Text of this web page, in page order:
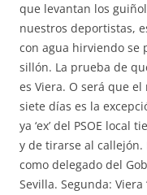
que levantan los
nuestros deportistas,
con agua hirviendo se
sillón. La prueba de
es Viera. O será que
siete días es la
ya ‘ex’ del PSOE
y de tirarse al
como delegado del
Sevilla. Segunda: Viera